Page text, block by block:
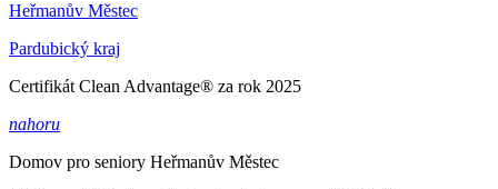
Heřmanův Městec
Pardubický kraj
Certifikát Clean Advantage® za rok 2025
nahoru
Domov pro seniory Heřmanův Městec